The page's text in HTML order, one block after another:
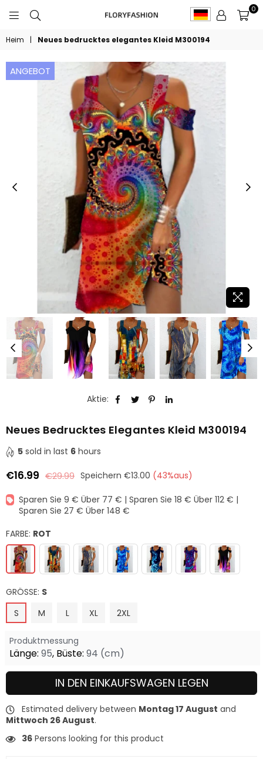
FLORYFASHION
0
Heim | Neues bedrucktes elegantes Kleid M300194
ANGEBOT
Aktie:
Neues Bedrucktes Elegantes Kleid M300194
5 sold in last 6 hours
Normaler
Preis
€16.99 €29.99 Speichern €13.00 (43%aus)
Sparen Sie 9 € Über 77 € | Sparen Sie 18 € Über 112 € |
Sparen Sie 27 € Über 148 €
FARBE: ROT
GRÖSSE: S
S
M L XL 2XL
Produktmessung
Länge: 95, Büste: 94 (cm)
IN DEN EINKAUFSWAGEN LEGEN
Estimated delivery between Montag 17 August and
Mittwoch 26 August.
36 Persons looking for this product